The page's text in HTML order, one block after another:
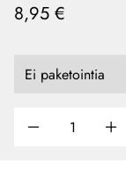
8,95 €